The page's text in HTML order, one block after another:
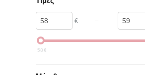
€ –
58 €